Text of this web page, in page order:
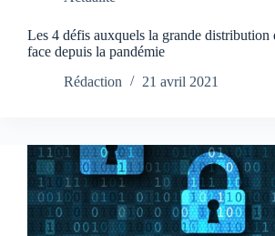
Les 4 défis auxquels la grande distribution
face depuis la pandémie
Rédaction
21 avril 2021